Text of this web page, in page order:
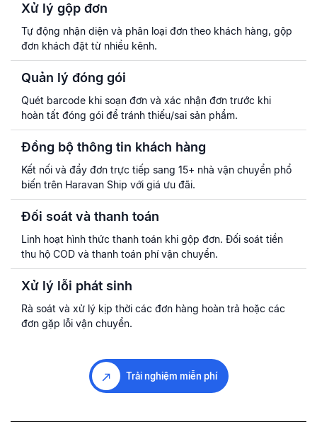
Xử lý gộp đơn
Tự động nhận diện và phân loại đơn theo khách hàng, gộp
đơn khách đặt từ nhiều kênh.
Quản lý đóng gói
Quét barcode khi soạn đơn và xác nhận đơn trước khi
hoàn tất đóng gói để tránh thiếu/sai sản phẩm.
Đồng bộ thông tin khách hàng
Kết nối và đẩy đơn trực tiếp sang 15+ nhà vận chuyển phổ
biến trên Haravan Ship với giá ưu đãi.
Đối soát và thanh toán
Linh hoạt hình thức thanh toán khi gộp đơn. Đối soát tiền
thu hộ COD và thanh toán phí vận chuyển.
Xử lý lỗi phát sinh
Rà soát và xử lý kịp thời các đơn hàng hoàn trả hoặc các
đơn gặp lỗi vận chuyển.
Trải nghiệm miễn phí